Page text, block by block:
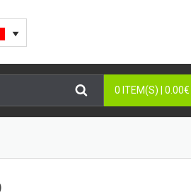
0 ITEM(S) |0.00€